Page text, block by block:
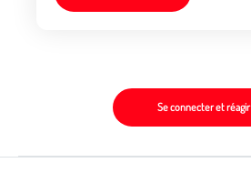
Se connecter et réagir